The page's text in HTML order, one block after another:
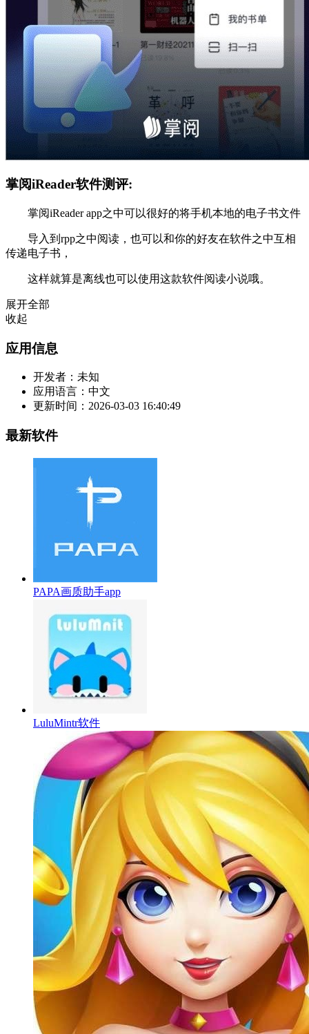
掌阅iReader软件测评:
掌阅iReader app之中可以很好的将手机本地的电子书文件
导入到rpp之中阅读，也可以和你的好友在软件之中互相
传递电子书，
这样就算是离线也可以使用这款软件阅读小说哦。
展开全部
收起
应用信息
开发者： 未知
应用语言： 中文
更新时间： 2026-03-03 16:40:49
最新软件
PAPA画质助手app
LuluMintr软件